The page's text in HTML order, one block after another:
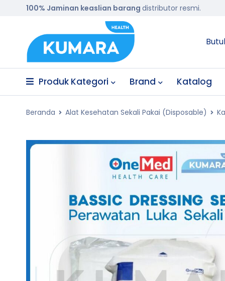
100% Jaminan keaslian barang distributor resmi.
Produk Kategori Brand Katalog
Beranda Alat Kesehatan Sekali Pakai (Disposable)